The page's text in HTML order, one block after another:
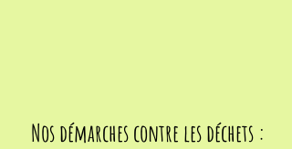
Nos démarches contre les déchets :